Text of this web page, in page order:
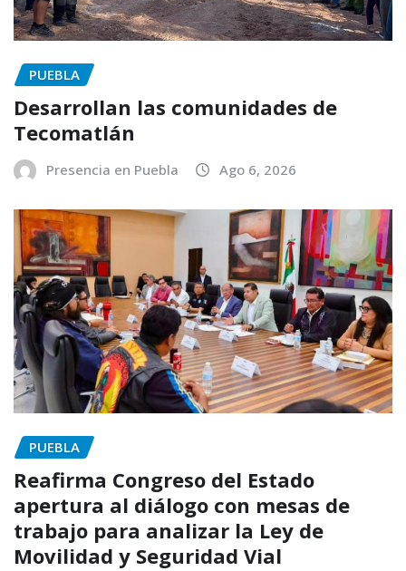
PUEBLA
Desarrollan las comunidades de
Tecomatlán
Presencia en Puebla Ago 6, 2026
PUEBLA
Reafirma Congreso del Estado
apertura al diálogo con mesas de
trabajo para analizar la Ley de
Movilidad y Seguridad Vial